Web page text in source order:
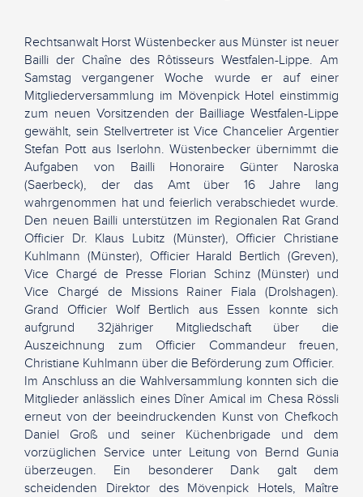
Rechtsanwalt Horst Wüstenbecker aus Münster ist neuer
Bailli der Chaîne des Rôtisseurs Westfalen-Lippe. Am
Samstag vergangener Woche wurde er auf einer
Mitgliederversammlung im Mövenpick Hotel einstimmig
zum neuen Vorsitzenden der Bailliage Westfalen-Lippe
gewählt, sein Stellvertreter ist Vice Chancelier Argentier
Stefan Pott aus Iserlohn. Wüstenbecker übernimmt die
Aufgaben von Bailli Honoraire Günter Naroska
(Saerbeck), der das Amt über 16 Jahre lang
wahrgenommen hat und feierlich verabschiedet wurde.
Den neuen Bailli unterstützen im Regionalen Rat Grand
Officier Dr. Klaus Lubitz (Münster), Officier Christiane
Kuhlmann (Münster), Officier Harald Bertlich (Greven),
Vice Chargé de Presse Florian Schinz (Münster) und
Vice Chargé de Missions Rainer Fiala (Drolshagen).
Grand Officier Wolf Bertlich aus Essen konnte sich
aufgrund 32jähriger Mitgliedschaft über die
Auszeichnung zum Officier Commandeur freuen,
Christiane Kuhlmann über die Beförderung zum Officier.
Im Anschluss an die Wahlversammlung konnten sich die
Mitglieder anlässlich eines Dîner Amical im Chesa Rössli
erneut von der beeindruckenden Kunst von Chefkoch
Daniel Groß und seiner Küchenbrigade und dem
vorzüglichen Service unter Leitung von Bernd Gunia
überzeugen. Ein besonderer Dank galt dem
scheidenden Direktor des Mövenpick Hotels, Maître